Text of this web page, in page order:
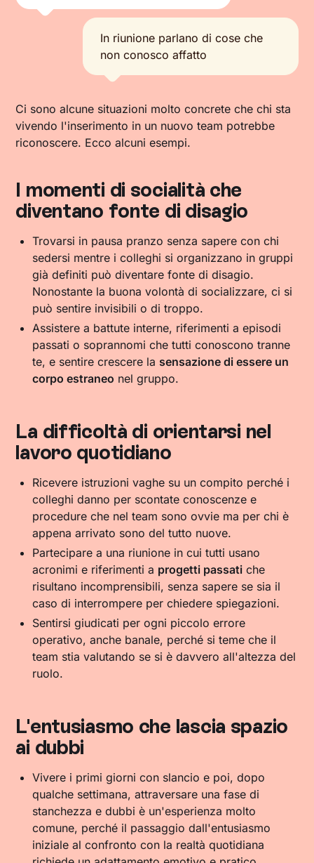
In riunione parlano di cose che
non conosco affatto
Ci sono alcune situazioni molto concrete che chi sta
vivendo l'inserimento in un nuovo team potrebbe
riconoscere. Ecco alcuni esempi.
I momenti di socialità che
diventano fonte di disagio
Trovarsi in pausa pranzo senza sapere con chi
sedersi mentre i colleghi si organizzano in gruppi
già definiti può diventare fonte di disagio.
Nonostante la buona volontà di socializzare, ci si
può sentire invisibili o di troppo.
Assistere a battute interne, riferimenti a episodi
passati o soprannomi che tutti conoscono tranne
te, e sentire crescere la sensazione di essere un
corpo estraneo nel gruppo.
La difficoltà di orientarsi nel
lavoro quotidiano
Ricevere istruzioni vaghe su un compito perché i
colleghi danno per scontate conoscenze e
procedure che nel team sono ovvie ma per chi è
appena arrivato sono del tutto nuove.
Partecipare a una riunione in cui tutti usano
acronimi e riferimenti a progetti passati che
risultano incomprensibili, senza sapere se sia il
caso di interrompere per chiedere spiegazioni.
Sentirsi giudicati per ogni piccolo errore
operativo, anche banale, perché si teme che il
team stia valutando se si è davvero all'altezza del
ruolo.
L'entusiasmo che lascia spazio
ai dubbi
Vivere i primi giorni con slancio e poi, dopo
qualche settimana, attraversare una fase di
stanchezza e dubbi è un'esperienza molto
comune, perché il passaggio dall'entusiasmo
iniziale al confronto con la realtà quotidiana